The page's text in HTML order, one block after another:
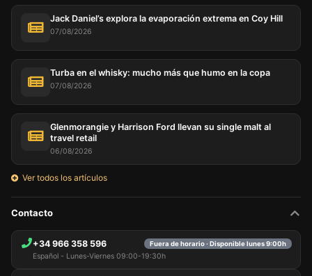
Jack Daniel’s explora la evaporación extrema en Coy Hill
07/08/2026
Turba en el whisky: mucho más que humo en la copa
07/08/2026
Glenmorangie y Harrison Ford llevan su single malt al
travel retail
06/08/2026
Ver todos los artículos
Contacto
+34 966 358 596 Fuera de horario · Disponible lunes 9:00h
Español - Lunes-Viernes 09:00-19:30h
Este sitio web utiliza cookies
Nuestro sitio web utiliza cookies capaces de leer,
almacenar y escribir información en su navegador y
en su dispositivo. La información procesada por
cuenta de usuario, que pueden incluir
y detalles de la sesión) e historial de navegación.
Utilizamos esta información para diversos fines: por
ejemplo, para acceder a su cuenta y recordar su
recordar las elecciones del usuario, mejorar nuestro
sitio web y, por último, con fines de marketing.
eligiendo aceptar solo las cookies necesarias.
Puede personalizar su elección y seleccionar las
cookies que nos permite utilizar en su sesión.